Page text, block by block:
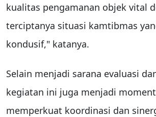
kualitas pengamanan objek vital
terciptanya situasi kamtibmas
kondusif," katanya.
Selain menjadi sarana evaluasi
kegiatan ini juga menjadi
memperkuat koordinasi dan